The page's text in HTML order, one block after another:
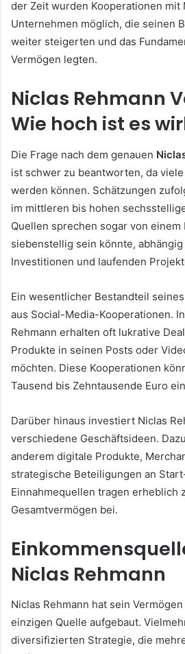
der Zeit wurden Kooperationen mit
Unternehmen möglich, die seinen
weiter steigerten und das
Vermögen legten.
Niclas Rehmann
Wie hoch ist es
Die Frage nach dem genauen
ist schwer zu beantworten, da
werden können. Schätzungen
im mittleren bis hohen
Quellen sprechen sogar von einem
siebenstellig sein könnte,
Investitionen und laufenden
Ein wesentlicher Bestandteil
aus Social-Media-Kooperationen.
Rehmann erhalten oft lukrative
Produkte in seinen Posts oder
möchten. Diese Kooperationen
Tausend bis Zehntausende Euro
Darüber hinaus investiert Niclas
verschiedene Geschäftsideen.
anderem digitale Produkte,
strategische Beteiligungen an
Einnahmequellen tragen erheblich
Gesamtvermögen bei.
Niclas Rehmann
Niclas Rehmann hat sein
einzigen Quelle aufgebaut.
diversifizierten Strategie, die